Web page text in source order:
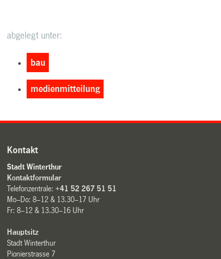
abgelegt unter:
bau
medienmitteilung
Kontakt
Stadt Winterthur
Kontaktformular
Telefonzentrale:+41 52 267 51 51
Mo–Do: 8–12 & 13.30–17 Uhr
Fr: 8–12 & 13.30–16 Uhr
Hauptsitz
Stadt Winterthur
Pionierstrasse 7